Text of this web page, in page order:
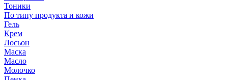
Тоники
По типу продукта и кожи
Гель
Крем
Лосьон
Маска
Масло
Молочко